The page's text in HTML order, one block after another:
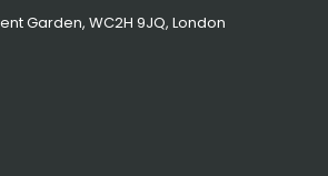
Garden, WC2H 9JQ, London